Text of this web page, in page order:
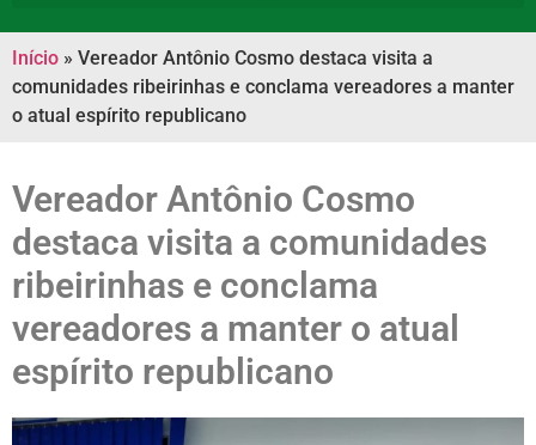
Início » Vereador Antônio Cosmo destaca visita a
comunidades ribeirinhas e conclama vereadores a manter
o atual espírito republicano
Vereador Antônio Cosmo
destaca visita a comunidades
ribeirinhas e conclama
vereadores a manter o atual
espírito republicano